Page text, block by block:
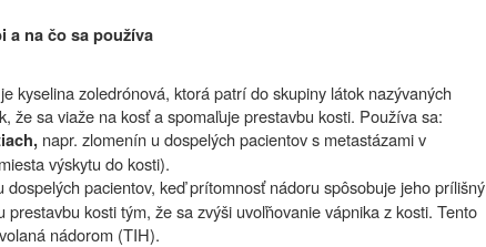
a na čo sa používa
je kyselina zoledrónová, ktorá patrí do skupiny látok nazývaných
že sa viaže na kosť a spomaľuje prestavbu kosti. Používa sa:
napr. zlomenín u dospelých pacientov s metastázami v
výskytu do kosti).
dospelých pacientov, keď prítomnosť nádoru spôsobuje jeho prílišný
kosti tým, že sa zvýši uvoľňovanie vápnika z kosti. Tento
nádorom (TIH).